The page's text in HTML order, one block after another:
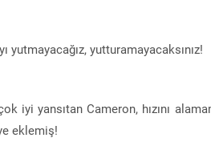
yutmayacağız, yutturamayacaksınız!
iyi yansıtan Cameron, hızını
eklemiş!